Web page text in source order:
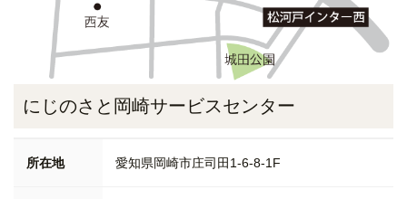
にじのさと岡崎サービスセンター
所在地 愛知県岡崎市庄司田1-6-8-1F